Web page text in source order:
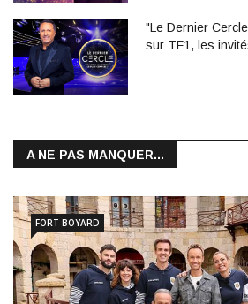
"Le Dernier
sur TF1, les
A NE PAS MANQUER...
FORT BOYARD